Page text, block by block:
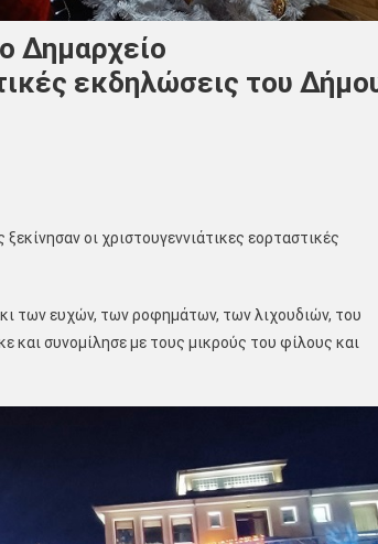
Δημαρχείο
εκδηλώσεις του
οι χριστουγεννιάτικες εορταστικές
των ευχών, των ροφημάτων, των λιχουδιών, του
και συνομίλησε με τους μικρούς του φίλους και